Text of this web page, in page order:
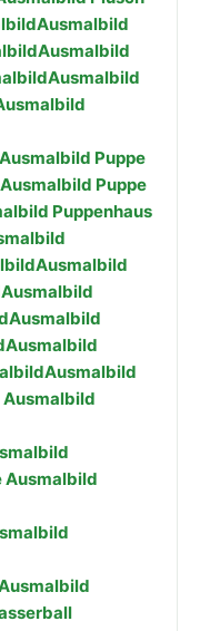
Ausmalbild
Ausmalbild
Ausmalbild
Ausmalbild Puppe
Ausmalbild Puppe
Puppenhaus
Ausmalbild
Ausmalbild
Ausmalbild
Ausmalbild
Ausmalbild